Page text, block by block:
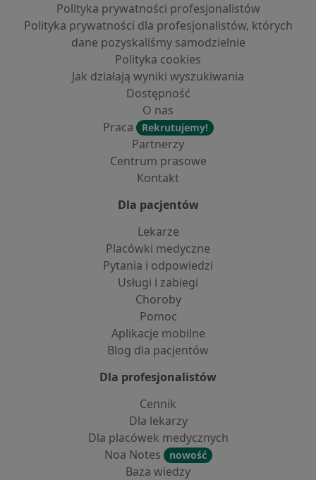
Polityka prywatności profesjonalistów
Polityka prywatności dla profesjonalistów, których
dane pozyskaliśmy samodzielnie
Polityka cookies
Jak działają wyniki wyszukiwania
Dostępność
O nas
Praca
Rekrutujemy!
Partnerzy
Centrum prasowe
Kontakt
Dla pacjentów
Lekarze
Placówki medyczne
Pytania i odpowiedzi
Usługi i zabiegi
Choroby
Pomoc
Aplikacje mobilne
Blog dla pacjentów
Dla profesjonalistów
Cennik
Dla lekarzy
Dla placówek medycznych
Noa Notes
nowość
Baza wiedzy